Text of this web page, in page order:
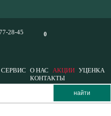
0
28-45
СЕРВИС О НАС АКЦИИ УЦЕНКА
КОНТАКТЫ